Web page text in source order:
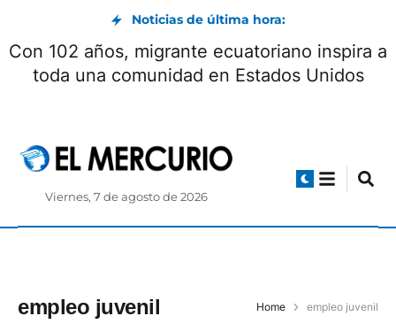
Noticias de última hora:
Con 102 años, migrante ecuatoriano inspira a
toda una comunidad en Estados Unidos
Viernes, 7 de agosto de 2026
empleo juvenil Home empleo juvenil